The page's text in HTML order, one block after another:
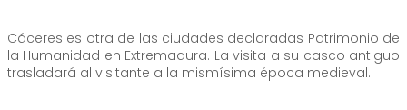
Cáceres es otra de las ciudades declaradas Patrimonio de
la Humanidad en Extremadura. La visita a su casco antiguo
trasladará al visitante a la mismísima época medieval.